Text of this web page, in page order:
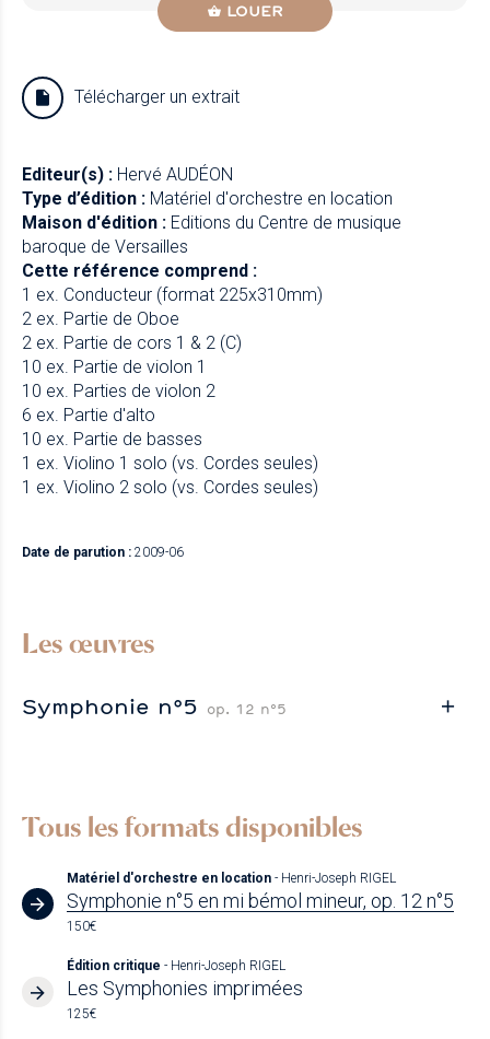
LOUER
Télécharger un extrait
Editeur(s) : Hervé AUDÉON
Type d’édition : Matériel d'orchestre en location
Maison d'édition : Editions du Centre de musique
baroque de Versailles
Cette référence comprend :
1 ex. Conducteur (format 225x310mm)
2 ex. Partie de Oboe
2 ex. Partie de cors 1 & 2 (C)
10 ex. Partie de violon 1
10 ex. Parties de violon 2
6 ex. Partie d'alto
10 ex. Partie de basses
1 ex. Violino 1 solo (vs. Cordes seules)
1 ex. Violino 2 solo (vs. Cordes seules)
Date de parution : 2009-06
Les œuvres
Symphonie n°5 op. 12 n°5
Tous les formats disponibles
Matériel d'orchestre en location - Henri-Joseph RIGEL
Symphonie n°5 en mi bémol mineur, op. 12 n°5
150€
Édition critique - Henri-Joseph RIGEL
Les Symphonies imprimées
125€